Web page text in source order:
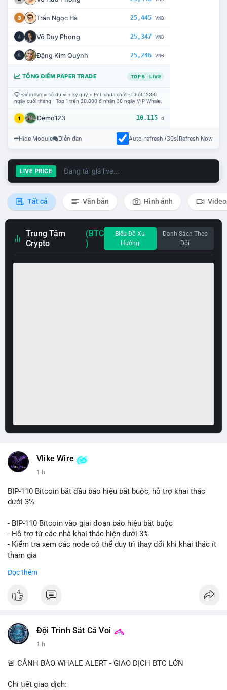
3 Trần Ngọc Hà 25,445 VNĐ
4 Võ Duy Phong 25,347 VNĐ
5 Đặng Kim Quỳnh 25,246 VNĐ
TỔNG ĐIỂM PAPER TRADE TOP 5 · LIVE
Điểm live = số dư ví + ký quỹ + PnL chưa chốt · Chốt 12:00
ngày cuối tháng · Top 1 trên 20.000 đ nhận 30 ngày VIP Whale.
1 Demo123 10.115 đ
Hide Module Diễn đàn Auto-refresh (30s)Refresh Now
LIVE PRICE Đang tải giá live...
Tất cả Văn bản Hình ảnh Video
Trung Tâm
Crypto
(BTC
)
Biểu Đồ Xu
Hướng
Danh Sách Theo
Dõi
Vlike Wire
1 h
BIP-110 Bitcoin bắt đầu báo hiệu bắt buộc, hỗ trợ khai thác
dưới 3%
- BIP-110 Bitcoin vào giai đoạn báo hiệu bắt buộc
- Hỗ trợ từ các nhà khai thác hiện dưới 3%
- Kiểm tra xem các node có thể duy trì thay đổi khi khai thác ít
tham gia
📰 Nguồn: Cointelegraph
Đọc thêm
Đội Trinh Sát Cá Voi
1 h
🚨 CẢNH BÁO WHALE ALERT - GIAO DỊCH BTC LỚN
Chi tiết giao dịch: